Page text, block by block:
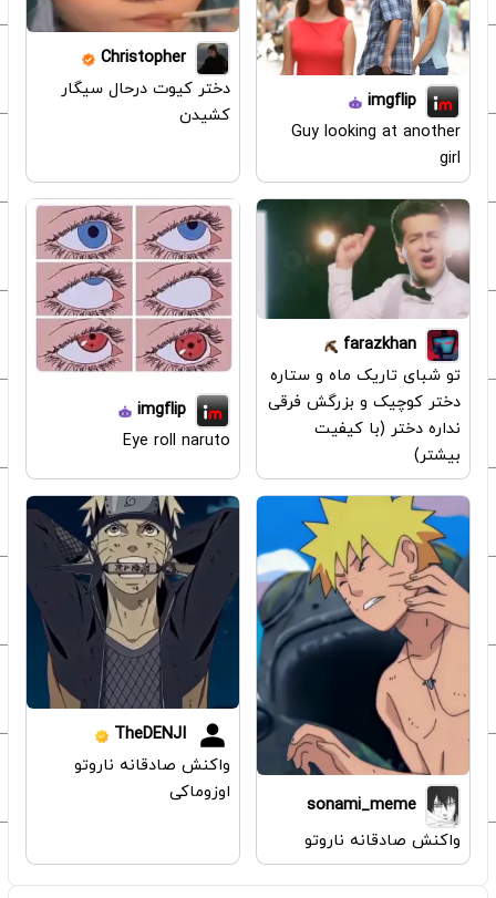
imgflip
Guy looking at another
girl
Christopher
دختر کیوت درحال سیگار
کشیدن
farazkhan
تو شبای تاریک ماه و ستاره
دختر کوچیک و بزرگش فرقی
نداره دختر (با کیفیت
بیشتر)
imgflip
Eye roll naruto
sonami_meme
واکنش صادقانه ناروتو
TheDENJI
واکنش صادقانه ناروتو
اوزوماکی